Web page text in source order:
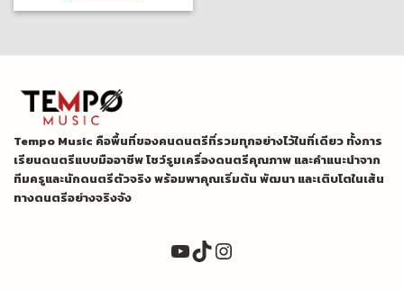
Tempo Music คือพื้นที่ของคนดนตรีที่รวมทุกอย่างไว้ในที่เดียว ทั้งการ
เรียนดนตรีแบบมืออาชีพ โชว์รูมเครื่องดนตรีคุณภาพ และคำแนะนำจาก
ทีมครูและนักดนตรีตัวจริง พร้อมพาคุณเริ่มต้น พัฒนา และเติบโตในเส้น
ทางดนตรีอย่างจริงจัง
YouTube
TikTok
Instagram